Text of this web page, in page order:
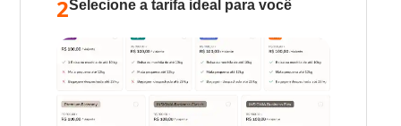
2Selecione a tarifa ideal para você